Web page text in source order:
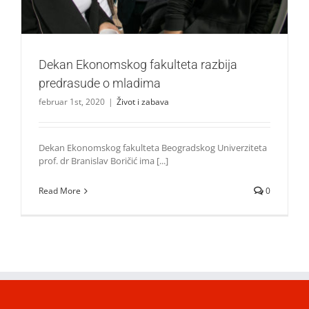
Dekan Ekonomskog fakulteta razbija
predrasude o mladima
februar 1st, 2020 | Život i zabava
Dekan Ekonomskog fakulteta Beogradskog Univerziteta
prof. dr Branislav Boričić ima [...]
Read More 0